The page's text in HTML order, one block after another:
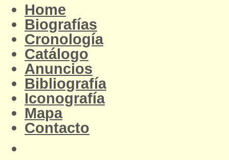
Home
Biografías
Cronología
Catálogo
Anuncios
Bibliografía
Iconografía
Mapa
Contacto